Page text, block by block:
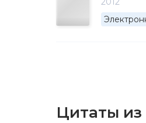
Цитаты из